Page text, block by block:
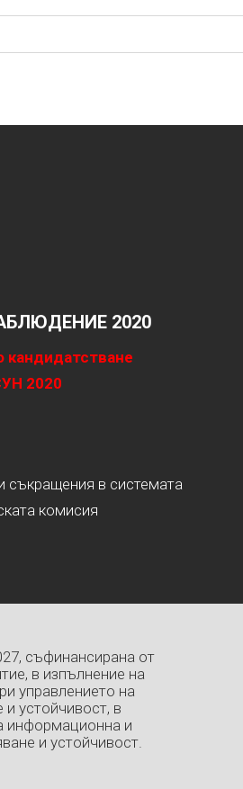
2020
кандидатстване
2020
съкращения в системата
комисия
съфинансирана от
в изпълнение на
управлението на
устойчивост, в
информационна и
и устойчивост.